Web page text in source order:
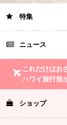
特集
ニュース
これだけはお
ハワイ旅行前
ショップ